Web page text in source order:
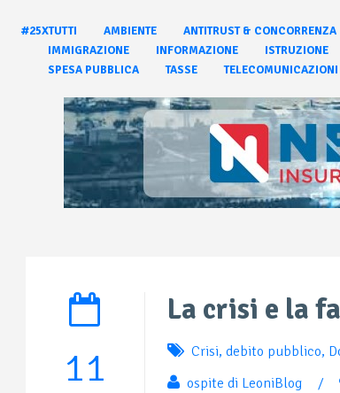
#25XTUTTI AMBIENTE ANTITRUST & CONCORRENZA
IMMIGRAZIONE
INFORMAZIONE ISTRUZIONE
SPESA PUBBLICA
TASSE TELECOMUNICAZIONI
11
La crisi e la
Crisi, debito pubblico,
ospite di LeoniBlog
/